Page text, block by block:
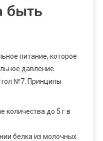
быть
питание, которое
давление.
№7. Принципы
количества до 5 г в
белка из молочных